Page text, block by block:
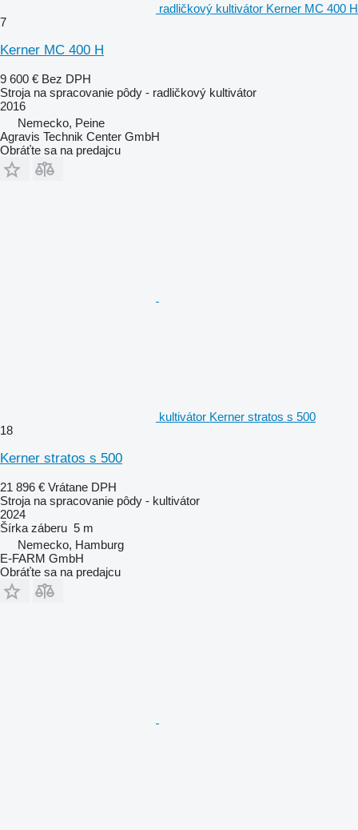
radličkový kultivátor Kerner MC 400 H
7
Kerner MC 400 H
9 600 € Bez DPH
Stroja na spracovanie pôdy - radličkový kultivátor
2016
Nemecko, Peine
Agravis Technik Center GmbH
Obráťte sa na predajcu
kultivátor Kerner stratos s 500
18
Kerner stratos s 500
21 896 € Vrátane DPH
Stroja na spracovanie pôdy - kultivátor
2024
Šírka záberu 5 m
Nemecko, Hamburg
E-FARM GmbH
Obráťte sa na predajcu